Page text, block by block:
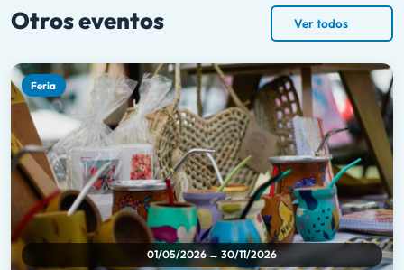
Otros eventos Ver todos
Feria
01/05/2026 → 30/11/2026